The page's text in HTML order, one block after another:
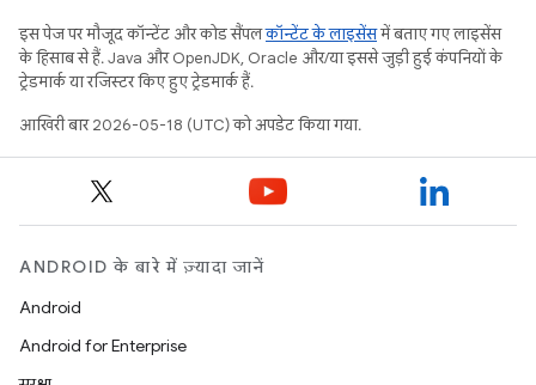
इस पेज पर मौजूद कॉन्टेंट और कोड सैंपलकॉन्टेंट के लाइसेंसमें बताए गए लाइसेंस
के हिसाब से हैं. Java और OpenJDK, Oracle और/या इससे जुड़ी हुई कंपनियों के
ट्रेडमार्क या रजिस्टर किए हुए ट्रेडमार्क हैं.
आखिरी बार 2026-05-18 (UTC) को अपडेट किया गया.
ANDROID के बारे में ज़्यादा जानें
Android
Android for Enterprise